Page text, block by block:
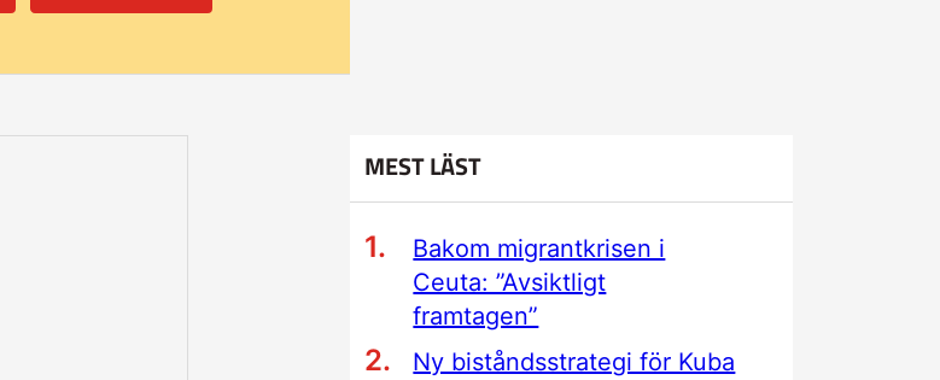
MEST LÄST
Bakom migrantkrisen i
Ceuta: ”Avsiktligt
framtagen”
Ny biståndsstrategi för Kuba